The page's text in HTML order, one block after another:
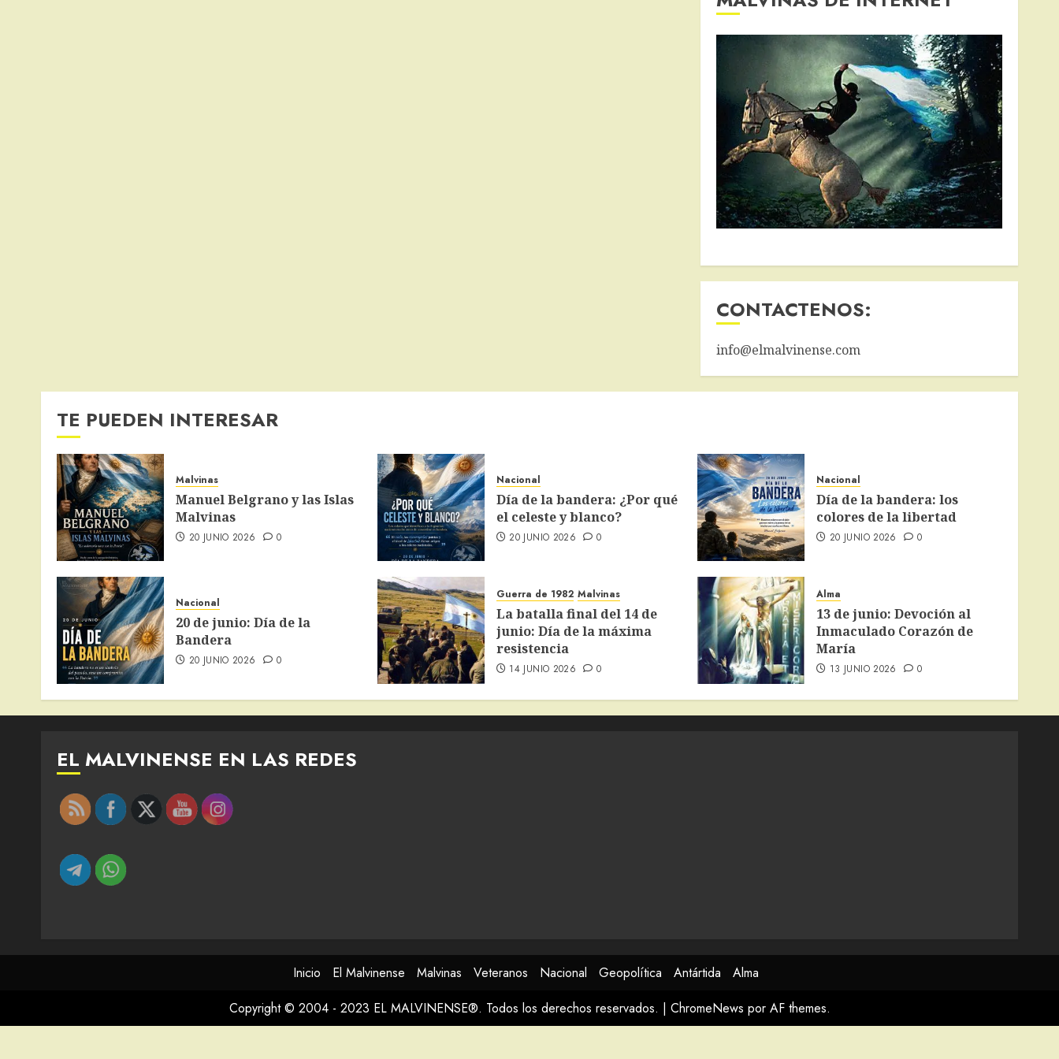
CONTACTENOS:
info@elmalvinense.com
TE PUEDEN INTERESAR
Malvinas
Manuel Belgrano y las Islas
Malvinas
20 JUNIO 2026 0
Nacional
Día de la bandera: ¿Por qué
el celeste y blanco?
20 JUNIO 2026 0
Nacional
Día de la bandera: los
colores de la libertad
20 JUNIO 2026 0
Nacional
20 de junio: Día de la
Bandera
20 JUNIO 2026 0
Guerra de 1982 Malvinas
La batalla final del 14 de
junio: Día de la máxima
resistencia
14 JUNIO 2026 0
Alma
13 de junio: Devoción al
Inmaculado Corazón de
María
13 JUNIO 2026 0
EL MALVINENSE EN LAS REDES
Inicio El Malvinense Malvinas Veteranos Nacional Geopolítica Antártida
Alma
Copyright © 2004 - 2023 EL MALVINENSE®. Todos los derechos reservados. | ChromeNews por AF themes.